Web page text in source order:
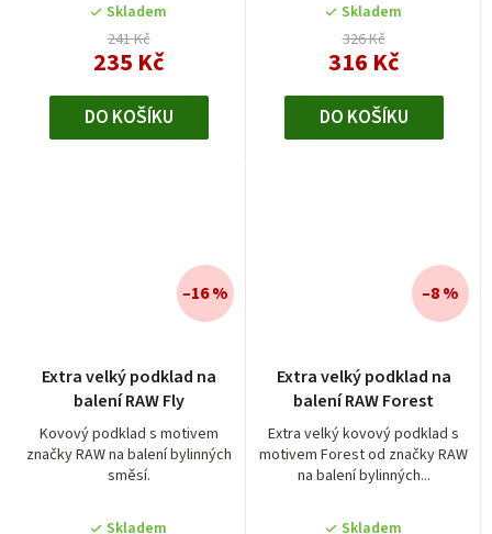
Skladem
241 Kč
235 Kč
DO KOŠÍKU
Skladem
326 Kč
316 Kč
DO KOŠÍKU
Extra velký podklad na
balení RAW Fly
Kovový podklad s motivem
značky RAW na balení bylinných
směsí.
Skladem
–16 %
Extra velký podklad na
balení RAW Forest
Extra velký kovový podklad s
motivem Forest od značky RAW
na balení bylinných...
Skladem
–8 %